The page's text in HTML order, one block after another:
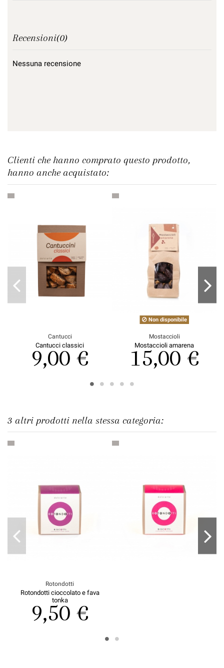
Recensioni(0)
Nessuna recensione
Clienti che hanno comprato questo prodotto,
hanno anche acquistato:
Cantucci
Cantucci classici
9,00 €
Non disponibile
Mostaccioli
Mostaccioli amarena
15,00 €
3 altri prodotti nella stessa categoria:
Rotondotti
Rotondotti cioccolato e fava
tonka
9,50 €